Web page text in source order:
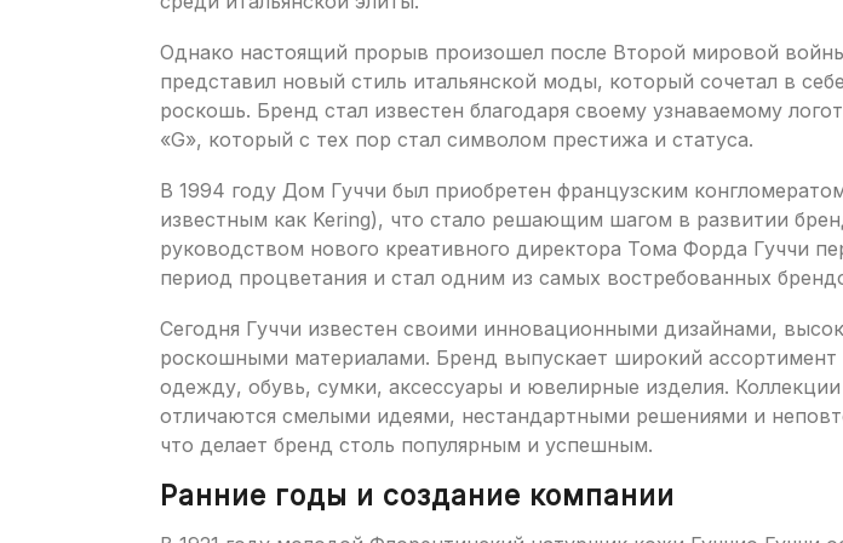
Однако настоящий прорыв произошел после Второй мировой
представил новый стиль итальянской моды, который сочетал в
роскошь. Бренд стал известен благодаря своему узнаваемому
«G», который с тех пор стал символом престижа и статуса.
В 1994 году Дом Гуччи был приобретен французским
известным как Kering), что стало решающим шагом в развитии
руководством нового креативного директора Тома Форда Гуччи
период процветания и стал одним из самых востребованных
Сегодня Гуччи известен своими инновационными дизайнами,
роскошными материалами. Бренд выпускает широкий ассортимент
одежду, обувь, сумки, аксессуары и ювелирные изделия. Коллекции
отличаются смелыми идеями, нестандартными решениями и
что делает бренд столь популярным и успешным.
Ранние годы и создание компании